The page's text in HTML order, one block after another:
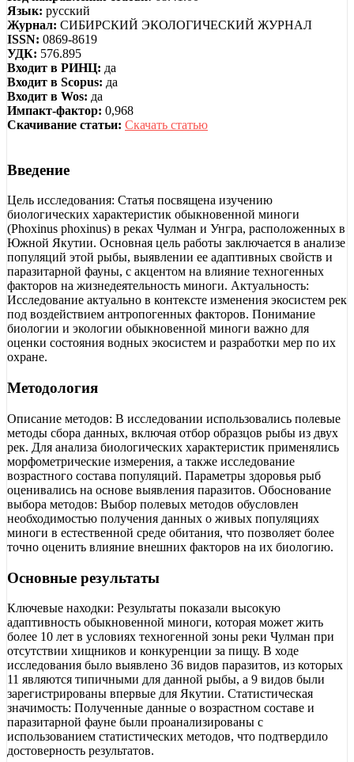
Язык: русский
Журнал: СИБИРСКИЙ ЭКОЛОГИЧЕСКИЙ ЖУРНАЛ
ISSN: 0869-8619
УДК: 576.895
Входит в РИНЦ: да
Входит в Scopus: да
Входит в Wos: да
Импакт-фактор: 0,968
Скачивание статьи: Скачать статью
Введение
Цель исследования: Статья посвящена изучению
биологических характеристик обыкновенной миноги
(Phoxinus phoxinus) в реках Чулман и Унгра, расположенных в
Южной Якутии. Основная цель работы заключается в анализе
популяций этой рыбы, выявлении ее адаптивных свойств и
паразитарной фауны, с акцентом на влияние техногенных
факторов на жизнедеятельность миноги. Актуальность:
Исследование актуально в контексте изменения экосистем рек
под воздействием антропогенных факторов. Понимание
биологии и экологии обыкновенной миноги важно для
оценки состояния водных экосистем и разработки мер по их
охране.
Методология
Описание методов: В исследовании использовались полевые
методы сбора данных, включая отбор образцов рыбы из двух
рек. Для анализа биологических характеристик применялись
морфометрические измерения, а также исследование
возрастного состава популяций. Параметры здоровья рыб
оценивались на основе выявления паразитов. Обоснование
выбора методов: Выбор полевых методов обусловлен
необходимостью получения данных о живых популяциях
миноги в естественной среде обитания, что позволяет более
точно оценить влияние внешних факторов на их биологию.
Основные результаты
Ключевые находки: Результаты показали высокую
адаптивность обыкновенной миноги, которая может жить
более 10 лет в условиях техногенной зоны реки Чулман при
отсутствии хищников и конкуренции за пищу. В ходе
исследования было выявлено 36 видов паразитов, из которых
11 являются типичными для данной рыбы, а 9 видов были
зарегистрированы впервые для Якутии. Статистическая
значимость: Полученные данные о возрастном составе и
паразитарной фауне были проанализированы с
использованием статистических методов, что подтвердило
достоверность результатов.